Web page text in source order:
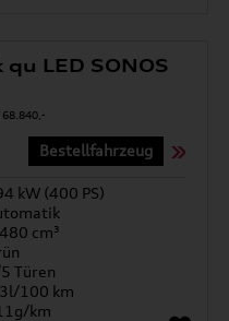
LED SONOS
Bestellfahrzeug
kW (400 PS)
cm³
Türen
100 km
km